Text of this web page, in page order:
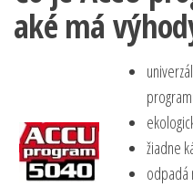
aké má
žiadne
odpadá